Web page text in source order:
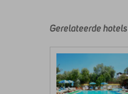
door
klanten
geschreven
na
hun
Gerelateerde hotels